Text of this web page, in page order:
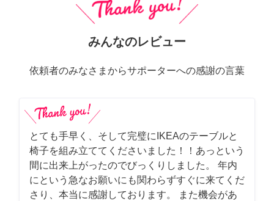
みんなのレビュー
依頼者のみなさまからサポーターへの感謝の言葉
とても手早く、そして完璧にIKEAのテーブルと
椅子を組み立ててくださいました！！あっという
間に出来上がったのでびっくりしました。 年内
にという急なお願いにも関わらずすぐに来てくだ
さり、本当に感謝しております。 また機会があ